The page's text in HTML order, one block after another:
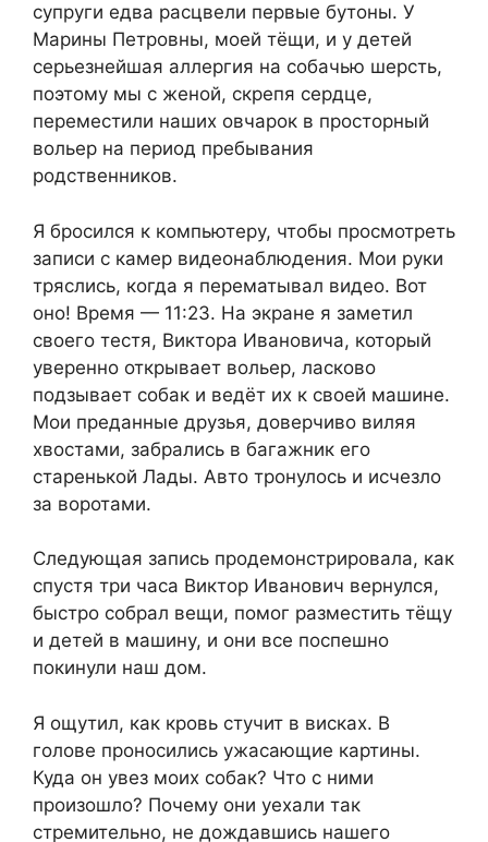
супруги едва расцвели первые бутоны. У
Марины Петровны, моей тёщи, и у детей
серьезнейшая аллергия на собачью шерсть,
поэтому мы с женой, скрепя сердце,
переместили наших овчарок в просторный
вольер на период пребывания
родственников.
Я бросился к компьютеру, чтобы просмотреть
записи с камер видеонаблюдения. Мои руки
тряслись, когда я перематывал видео. Вот
оно! Время — 11:23. На экране я заметил
своего тестя, Виктора Ивановича, который
уверенно открывает вольер, ласково
подзывает собак и ведёт их к своей машине.
Мои преданные друзья, доверчиво виляя
хвостами, забрались в багажник его
старенькой Лады. Авто тронулось и исчезло
за воротами.
Следующая запись продемонстрировала, как
спустя три часа Виктор Иванович вернулся,
быстро собрал вещи, помог разместить тёщу
и детей в машину, и они все поспешно
покинули наш дом.
Я ощутил, как кровь стучит в висках. В
голове проносились ужасающие картины.
Куда он увез моих собак? Что с ними
произошло? Почему они уехали так
стремительно, не дождавшись нашего